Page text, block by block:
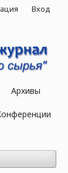
Архивы
Вход